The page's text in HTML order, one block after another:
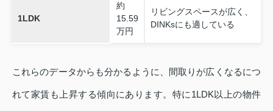
1LDK
約
15.59
万円
リビングスペースが広く、
DINKsにも適している
これらのデータからも分かるように、間取りが広くなるにつ
れて家賃も上昇する傾向にあります。特に1LDK以上の物件